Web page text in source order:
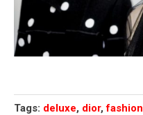
Tags: deluxe, dior,fashion